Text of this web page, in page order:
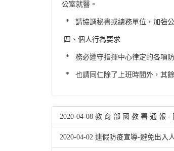
公室就醫。
* 請協調秘書或總務單位，加強公
四、個人行為要求
* 務必遵守指揮中心律定的各項防
* 也請同仁除了上班時間外，其餘
2020-04-08 教 育 部 國 教 署 通 報 -
2020-04-02 連假防疫宣導-避免出入